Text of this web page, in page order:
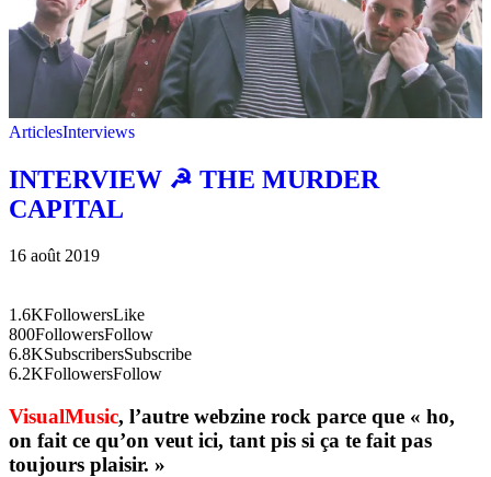
ArticlesInterviews
INTERVIEW ☭ THE MURDER
CAPITAL
16 août 2019
1.6KFollowersLike
800FollowersFollow
6.8KSubscribersSubscribe
6.2KFollowersFollow
VisualMusic, l’autre webzine rock parce que « ho,
on fait ce qu’on veut ici, tant pis si ça te fait pas
toujours plaisir. »